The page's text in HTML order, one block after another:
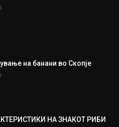
на банани во Скопје
НА ЗНАКОТ РИБИ